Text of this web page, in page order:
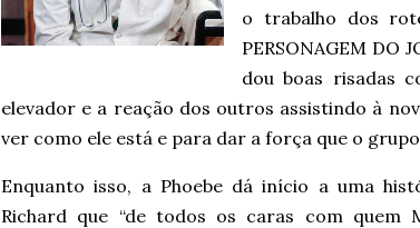
o trabalho dos
PERSONAGEM DO
dou boas risadas
elevador e a reação dos outros assistindo à
ver como ele está e para dar a força que o
Enquanto isso, a Phoebe dá início a uma
Richard que “de todos os caras com quem